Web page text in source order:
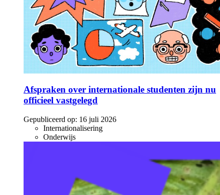
Afspraken over internationale studenten zijn nu
officieel vastgelegd
Gepubliceerd op: 16 juli 2026
Internationalisering
Onderwijs